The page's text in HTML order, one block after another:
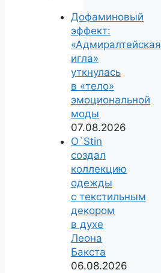
Дофаминовый
эффект:
«Адмиралтейская
игла»
уткнулась
в «тело»
эмоциональной
моды
07.08.2026
O`Stin
создал
коллекцию
одежды
с текстильным
декором
в духе
Леона
Бакста
06.08.2026